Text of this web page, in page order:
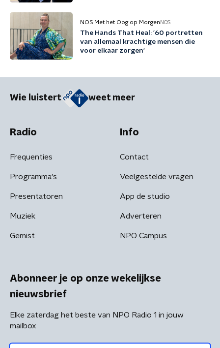
NOS Met het Oog op Morgen NOS
The Hands That Heal: '60 portretten
van allemaal krachtige mensen die
voor elkaar zorgen'
Wie luistert weet meer
Radio
Frequenties
Programma's
Presentatoren
Muziek
Gemist
Info
Contact
Veelgestelde vragen
App de studio
Adverteren
NPO Campus
Abonneer je op onze wekelijkse
nieuwsbrief
Elke zaterdag het beste van NPO Radio 1 in jouw
mailbox